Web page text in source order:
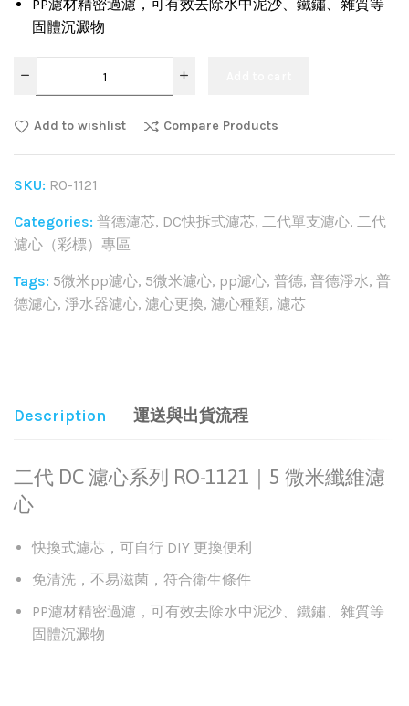
PP濾材精密過濾，可有效去除水中泥沙、鐵鏽、雜質等
固體沉澱物
Add to wishlist Compare Products
SKU: RO-1121
Categories: 普德濾芯, DC快拆式濾芯, 二代單支濾心, 二代
濾心（彩標）專區
Tags: 5微米pp濾心, 5微米濾心, pp濾心, 普德, 普德淨水, 普
德濾心, 淨水器濾心, 濾心更換, 濾心種類, 濾芯
Description 運送與出貨流程
二代 DC 濾心系列 RO-1121｜5 微米纖維濾
心
快換式濾芯，可自行 DIY 更換便利
免清洗，不易滋菌，符合衛生條件
PP濾材精密過濾，可有效去除水中泥沙、鐵鏽、雜質等
固體沉澱物